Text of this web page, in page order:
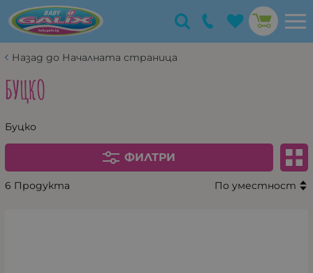
Назад до Началната страница
БУЦКО
Буцко
ФИЛТРИ
6 Продукта По уместност